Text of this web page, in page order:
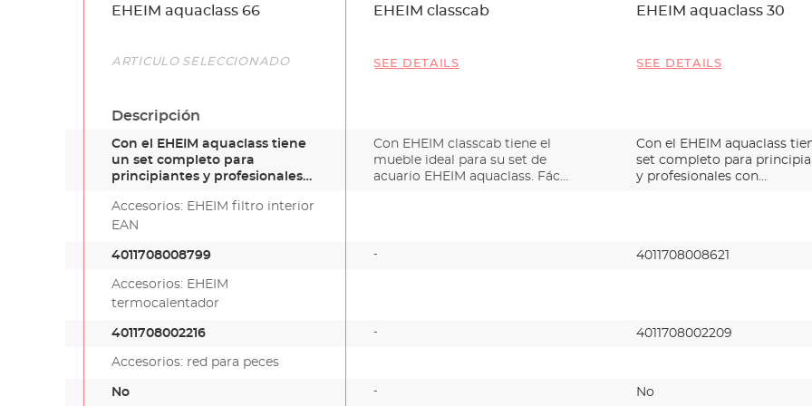
Name
EHEIM aquaclass 66 EHEIM classcab EHEIM aquaclass 30
Link
ARTÍCULO SELECCIONADO SEE DETAILS SEE DETAILS
Descripción
Con el EHEIM aquaclass tiene
un set completo para
principiantes y profesionales
Con EHEIM classcab tiene el
mueble ideal para su set de
acuario EHEIM aquaclass. Fác…
Con el EHEIM aquaclass
set completo para
y profesionales con…
Accesorios: EHEIM filtro interior
EAN
4011708008799 - 4011708008621
Accesorios: EHEIM
termocalentador
4011708002216 - 4011708002209
Accesorios: red para peces
No - No